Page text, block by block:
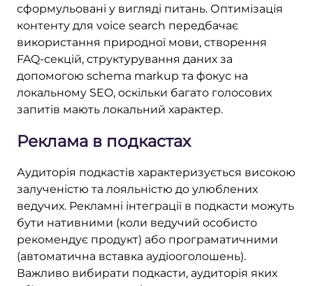
сформульовані у вигляді питань. Оптимізація
контенту для voice search передбачає
використання природної мови, створення
FAQ-секцій, структурування даних за
допомогою schema markup та фокус на
локальному SEO, оскільки багато голосових
запитів мають локальний характер.
Реклама в подкастах
Аудиторія подкастів характеризується високою
залученістю та лояльністю до улюблених
ведучих. Рекламні інтеграції в подкасти можуть
бути нативними (коли ведучий особисто
рекомендує продукт) або програматичними
(автоматична вставка аудіооголошень).
Важливо вибирати подкасти, аудиторія яких